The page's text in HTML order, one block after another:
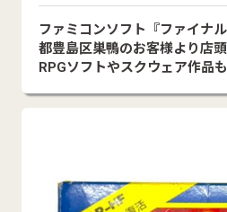
ファミコンソフト『ファイナ
都豊島区巣鴨のお客様より店
RPGソフトやスクウェア作品